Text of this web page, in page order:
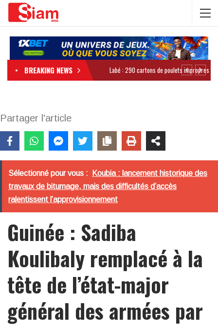
BREAKING NEWS
Partager l'article
Sélectionné pour vous :
Koubia : lancement historique des
travaux de bitumage, mais des difficultés d’accès
ralentissent l’approvisionnement
Guinée : Sadiba
Koulibaly remplacé à la
tête de l’état-major
général des armées par